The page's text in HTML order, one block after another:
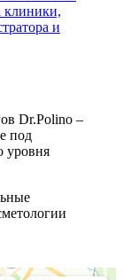
клиники,
и
Dr.Polino –
под
уровня